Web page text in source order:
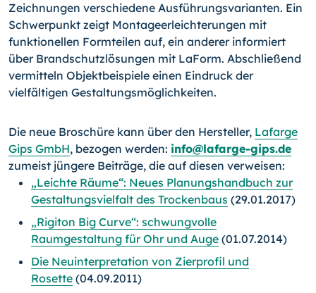
Zeichnungen verschiedene Ausführungsvarianten. Ein
Schwerpunkt zeigt Montageerleichterungen mit
funktionellen Formteilen auf, ein anderer informiert
über Brandschutzlösungen mit LaForm. Abschließend
vermitteln Objektbeispiele einen Eindruck der
vielfältigen Gestaltungsmöglichkeiten.
Die neue Broschüre kann über den Hersteller, Lafarge
Gips GmbH, bezogen werden: info@lafarge-gips.de
zumeist jüngere Beiträge, die auf diesen verweisen:
„Leichte Räume“: Neues Planungshandbuch zur
Gestaltungsvielfalt des Trockenbaus (29.01.2017)
„Rigiton Big Curve“: schwungvolle
Raumgestaltung für Ohr und Auge (01.07.2014)
Die Neuinterpretation von Zierprofil und
Rosette (04.09.2011)